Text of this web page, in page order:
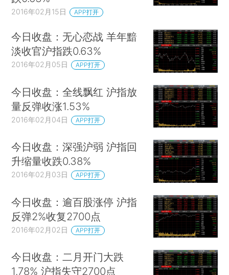
2016年02月15日 APP打开
今日收盘：无心恋战 羊年黯
淡收官沪指跌0.63%
2016年02月05日 APP打开
今日收盘：全线飘红 沪指放
量反弹收涨1.53%
2016年02月04日 APP打开
今日收盘：深强沪弱 沪指回
升缩量收跌0.38%
2016年02月03日 APP打开
今日收盘：逾百股涨停 沪指
反弹2%收复2700点
2016年02月02日 APP打开
今日收盘：二月开门大跌
1.78% 沪指失守2700点